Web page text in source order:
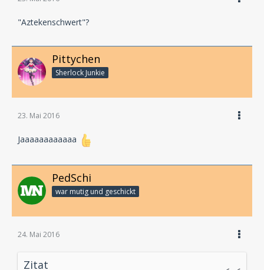
"Aztekenschwert"?
Pittychen
Sherlock Junkie
23. Mai 2016
Jaaaaaaaaaaaa
PedSchi
war mutig und geschickt
24. Mai 2016
Zitat